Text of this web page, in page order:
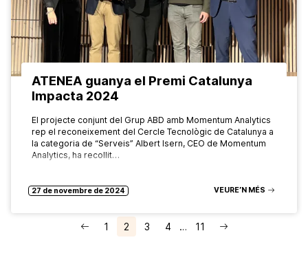
ATENEA guanya el Premi Catalunya
Impacta 2024
El projecte conjunt del Grup ABD amb Momentum Analytics
rep el reconeixement del Cercle Tecnològic de Catalunya a
la categoria de “Serveis” Albert Isern, CEO de Momentum
Analytics, ha recollit…
27 de novembre de 2024 VEURE’N MÉS
1 2 3 4 … 11